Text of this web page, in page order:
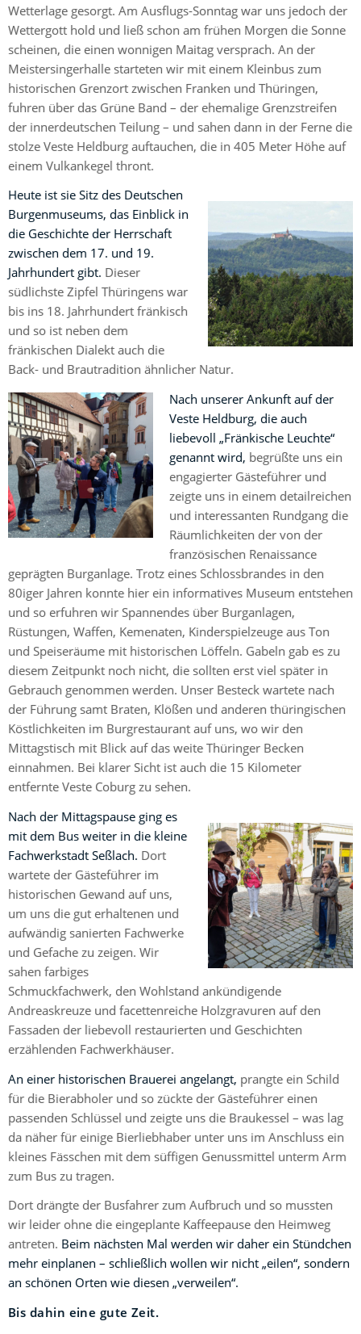
Wetterlage gesorgt. Am Ausflugs-Sonntag war uns jedoch der
Wettergott hold und ließ schon am frühen Morgen die Sonne
scheinen, die einen wonnigen Maitag versprach. An der
Meistersingerhalle starteten wir mit einem Kleinbus zum
historischen Grenzort zwischen Franken und Thüringen,
fuhren über das Grüne Band – der ehemalige Grenzstreifen
der innerdeutschen Teilung – und sahen dann in der Ferne die
stolze Veste Heldburg auftauchen, die in 405 Meter Höhe auf
einem Vulkankegel thront.
Heute ist sie Sitz des Deutschen
Burgenmuseums, das Einblick in
die Geschichte der Herrschaft
zwischen dem 17. und 19.
Jahrhundert gibt. Dieser
südlichste Zipfel Thüringens war
bis ins 18. Jahrhundert fränkisch
und so ist neben dem
fränkischen Dialekt auch die
Back- und Brautradition ähnlicher Natur.
Nach unserer Ankunft auf der
Veste Heldburg, die auch
liebevoll „Fränkische Leuchte“
genannt wird, begrüßte uns ein
engagierter Gästeführer und
zeigte uns in einem detailreichen
und interessanten Rundgang die
Räumlichkeiten der von der
französischen Renaissance
geprägten Burganlage. Trotz eines Schlossbrandes in den
80iger Jahren konnte hier ein informatives Museum entstehen
und so erfuhren wir Spannendes über Burganlagen,
Rüstungen, Waffen, Kemenaten, Kinderspielzeuge aus Ton
und Speiseräume mit historischen Löffeln. Gabeln gab es zu
diesem Zeitpunkt noch nicht, die sollten erst viel später in
Gebrauch genommen werden. Unser Besteck wartete nach
der Führung samt Braten, Klößen und anderen thüringischen
Köstlichkeiten im Burgrestaurant auf uns, wo wir den
Mittagstisch mit Blick auf das weite Thüringer Becken
einnahmen. Bei klarer Sicht ist auch die 15 Kilometer
entfernte Veste Coburg zu sehen.
Nach der Mittagspause ging es
mit dem Bus weiter in die kleine
Fachwerkstadt Seßlach. Dort
wartete der Gästeführer im
historischen Gewand auf uns,
um uns die gut erhaltenen und
aufwändig sanierten Fachwerke
und Gefache zu zeigen. Wir
sahen farbiges
Schmuckfachwerk, den Wohlstand ankündigende
Andreaskreuze und facettenreiche Holzgravuren auf den
Fassaden der liebevoll restaurierten und Geschichten
erzählenden Fachwerkhäuser.
An einer historischen Brauerei angelangt, prangte ein Schild
für die Bierabholer und so zückte der Gästeführer einen
passenden Schlüssel und zeigte uns die Braukessel – was lag
da näher für einige Bierliebhaber unter uns im Anschluss ein
kleines Fässchen mit dem süffigen Genussmittel unterm Arm
zum Bus zu tragen.
Dort drängte der Busfahrer zum Aufbruch und so mussten
wir leider ohne die eingeplante Kaffeepause den Heimweg
antreten. Beim nächsten Mal werden wir daher ein Stündchen
mehr einplanen – schließlich wollen wir nicht „eilen“, sondern
an schönen Orten wie diesen „verweilen“.
Bis dahin eine gute Zeit.